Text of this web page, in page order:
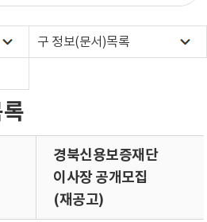
구 정보(문서)목록
경북신용보증재단
이사장 공개모집
(재공고)